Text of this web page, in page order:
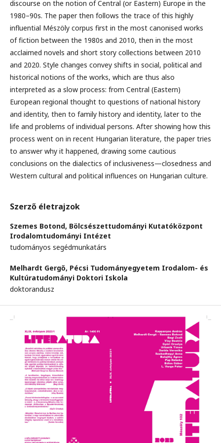
discourse on the notion of Central (or Eastern) Europe in the
1980–90s. The paper then follows the trace of this highly
influential Mészöly corpus first in the most canonised works
of fiction between the 1980s and 2010, then in the most
acclaimed novels and short story collections between 2010
and 2020. Style changes convey shifts in social, political and
historical notions of the works, which are thus also
interpreted as a slow process: from Central (Eastern)
European regional thought to questions of national history
and identity, then to family history and identity, later to the
life and problems of individual persons. After showing how this
process went on in recent Hungarian literature, the paper tries
to answer why it happened, drawing some cautious
conclusions on the dialectics of inclusiveness—closedness and
Western cultural and political influences on Hungarian culture.
Szerző életrajzok
Szemes Botond, Bölcsészettudományi Kutatóközpont
Irodalomtudományi Intézet
tudományos segédmunkatárs
Melhardt Gergő, Pécsi Tudományegyetem Irodalom- és
Kultúratudományi Doktori Iskola
doktorandusz